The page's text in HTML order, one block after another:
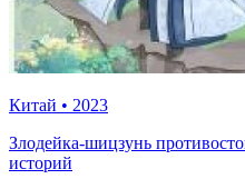
Китай • 2023
Злодейка-шицзунь
историй